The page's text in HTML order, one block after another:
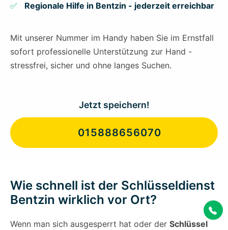
Regionale Hilfe in Bentzin - jederzeit erreichbar
Mit unserer Nummer im Handy haben Sie im Ernstfall
sofort professionelle Unterstützung zur Hand -
stressfrei, sicher und ohne langes Suchen.
Jetzt speichern!
015888656070
Wie schnell ist der Schlüsseldienst
Bentzin wirklich vor Ort?
Wenn man sich ausgesperrt hat oder der Schlüssel